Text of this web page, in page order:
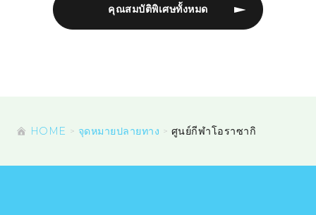
คุณสมบัติพิเศษทั้งหมด
HOME จุดหมายปลายทาง ศูนย์กีฬาโอราซากิ